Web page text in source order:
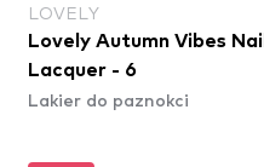
LOVELY
Lovely Autumn Vibes Nail
Lacquer - 6
Lakier do paznokci